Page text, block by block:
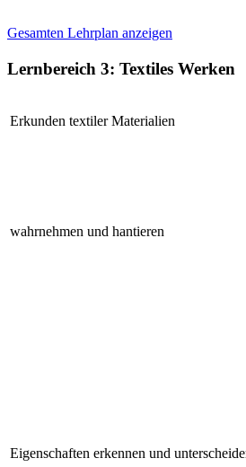
Gesamten Lehrplan anzeigen
Lernbereich 3: Textiles Werken
Erkunden textiler Materialien
wahrnehmen und hantieren
Eigenschaften erkennen und